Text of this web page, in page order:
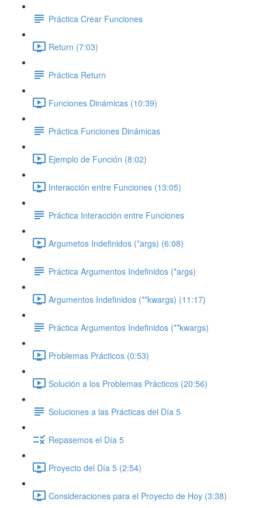
Práctica Crear Funciones
Return (7:03)
Práctica Return
Funciones Dinámicas (10:39)
Práctica Funciones Dinámicas
Ejemplo de Función (8:02)
Interacción entre Funciones (13:05)
Práctica Interacción entre Funciones
Argumetos Indefinidos (*args) (6:08)
Práctica Argumentos Indefinidos (*args)
Argumentos Indefinidos (**kwargs) (11:17)
Práctica Argumentos Indefinidos (**kwargs)
Problemas Prácticos (0:53)
Solución a los Problemas Prácticos (20:56)
Soluciones a las Prácticas del Día 5
Repasemos el Día 5
Proyecto del Día 5 (2:54)
Consideraciones para el Proyecto de Hoy (3:38)